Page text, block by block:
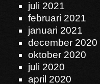
juli 2021
februari 2021
januari 2021
december 2020
oktober 2020
juli 2020
april 2020